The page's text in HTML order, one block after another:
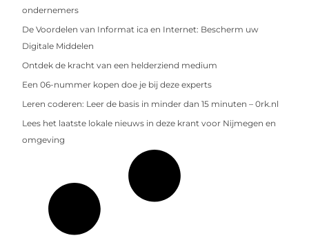
ondernemers
De Voordelen van Informat ica en Internet: Bescherm uw
Digitale Middelen
Ontdek de kracht van een helderziend medium
Een 06-nummer kopen doe je bij deze experts
Leren coderen: Leer de basis in minder dan 15 minuten – 0rk.nl
Lees het laatste lokale nieuws in deze krant voor Nijmegen en
omgeving